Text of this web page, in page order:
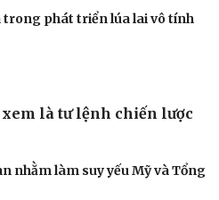
Ukraine đuối sức trước
toàn cầu